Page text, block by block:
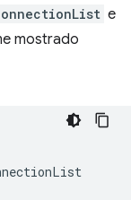
e
mostrado